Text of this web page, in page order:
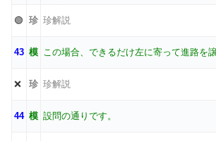
🟢 珍 珍解説
43 模 この場合、できるだけ左に寄って進路を譲
❌ 珍 珍解説
44 模 設問の通りです。